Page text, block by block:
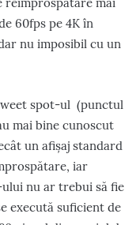
60fps pe 4K în
nu imposibil cu un
spot-ul (punctul
mai bine cunoscut
un afișaj standard
iar
nu ar trebui să fie
execută suficient de